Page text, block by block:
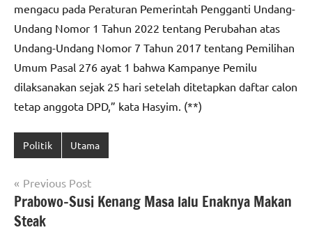
mengacu pada Peraturan Pemerintah Pengganti Undang-
Undang Nomor 1 Tahun 2022 tentang Perubahan atas
Undang-Undang Nomor 7 Tahun 2017 tentang Pemilihan
Umum Pasal 276 ayat 1 bahwa Kampanye Pemilu
dilaksanakan sejak 25 hari setelah ditetapkan daftar calon
tetap anggota DPD,” kata Hasyim. (**)
Politik Utama
Navigasi
pos
Previous Post
Prabowo-Susi Kenang Masa lalu Enaknya Makan
Steak